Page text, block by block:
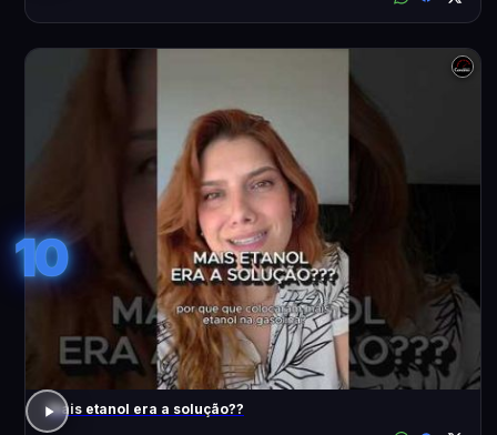
10
Mais etanol era a solução??